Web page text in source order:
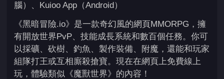
腦）、Kuioo App（Android）
《黑暗冒險.io》是一款奇幻風的網頁MMORPG，擁
有開放世界PvP、技能成長系統和數百個任務。你可
以採礦、砍樹、釣魚、製作裝備、附魔，還能和玩家
組隊打王或互相廝殺搶寶。現在在網頁上免費線上
玩，體驗類似《魔獸世界》的內容！